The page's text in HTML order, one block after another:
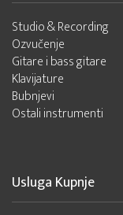
Studio & Recording
Ozvučenje
Gitare i bass gitare
Klavijature
Bubnjevi
Ostali instrumenti
Usluga Kupnje